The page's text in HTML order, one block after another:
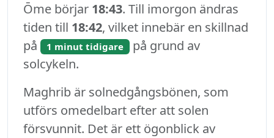
Ōme börjar 18:43. Till imorgon ändras
tiden till 18:42, vilket innebär en skillnad
på
1 minut tidigare på grund av
solcykeln.
Maghrib är solnedgångsbönen, som
utförs omedelbart efter att solen
försvunnit. Det är ett ögonblick av